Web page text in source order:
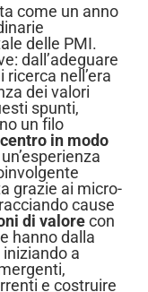
come un anno
delle PMI.
dall’adeguare
nell’era
dei valori
spunti,
un filo
in modo
grazie ai micro-
cause
di valorecon
hanno dalla
a
e costruire